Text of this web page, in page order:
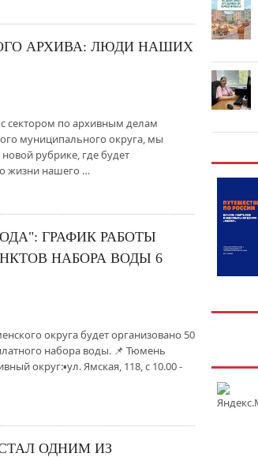
АРХИВА: ЛЮДИ НАШИХ
сектором по архивным делам
муниципального округа, мы
рубрике, где будет
жизни нашего …
ГРАФИК РАБОТЫ
НАБОРА ВОДЫ 6
округа будет организовано 50
набора воды. 📌 Тюмень
округ:▪️ул. Ямская, 118, с 10.00 -
ОДНИМ ИЗ